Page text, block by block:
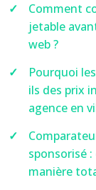
Comment
jetable
web ?
Pourquoi
ils des prix
agence en
sponsorisé
manière